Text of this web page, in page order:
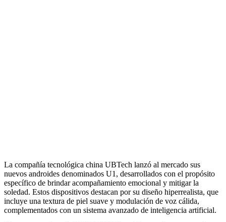
La compañía tecnológica china UBTech lanzó al mercado sus
nuevos androides denominados U1, desarrollados con el propósito
específico de brindar acompañamiento emocional y mitigar la
soledad. Estos dispositivos destacan por su diseño hiperrealista, que
incluye una textura de piel suave y modulación de voz cálida,
complementados con un sistema avanzado de inteligencia artificial.